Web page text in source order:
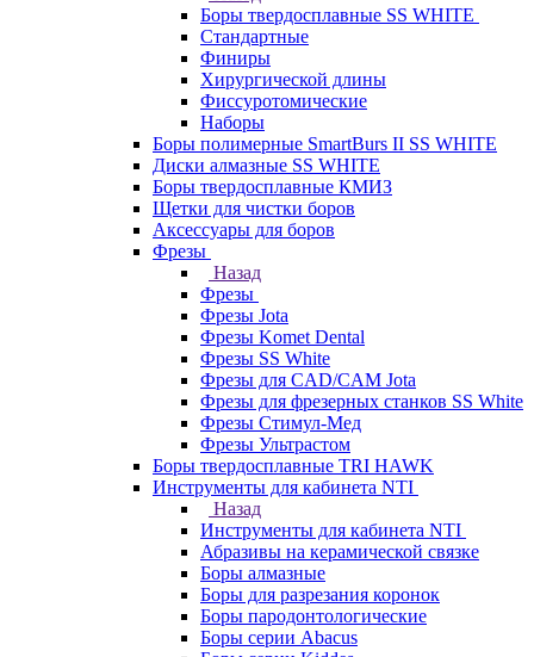
Боры твердосплавные SS WHITE
Стандартные
Финиры
Хирургической длины
Фиссуротомические
Наборы
Боры полимерные SmartBurs II SS WHITE
Диски алмазные SS WHITE
Боры твердосплавные КМИЗ
Щетки для чистки боров
Аксессуары для боров
Фрезы
Назад
Фрезы
Фрезы Jota
Фрезы Komet Dental
Фрезы SS White
Фрезы для CAD/CAM Jota
Фрезы для фрезерных станков SS White
Фрезы Стимул-Мед
Фрезы Ультрастом
Боры твердосплавные TRI HAWK
Инструменты для кабинета NTI
Назад
Инструменты для кабинета NTI
Абразивы на керамической связке
Боры алмазные
Боры для разрезания коронок
Боры пародонтологические
Боры серии Abacus